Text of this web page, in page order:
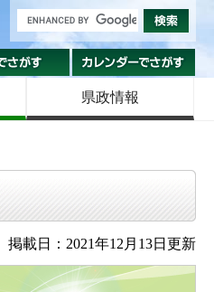
組織でさがす
県政情報
掲載日：2021年12月13日更新